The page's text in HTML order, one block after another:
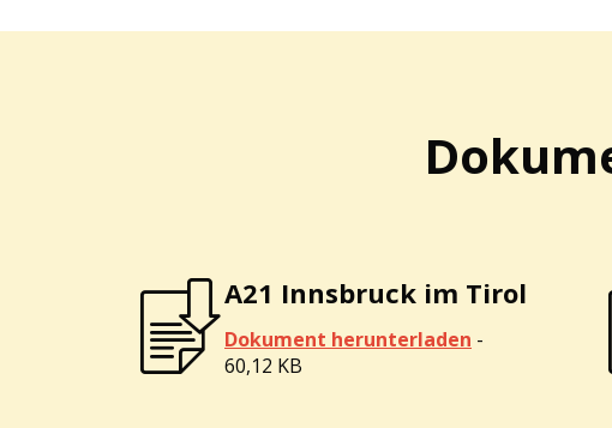
A21 Innsbruck im Tirol
Dokument herunterladen -
60,12 KB